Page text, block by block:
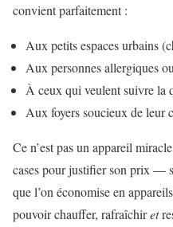
convient parfaitement :
Aux petits espaces urbains
Aux personnes allergiques
À ceux qui veulent suivre la
Aux foyers soucieux de leur
Ce n’est pas un appareil
cases pour justifier son prix —
que l’on économise en
pouvoir chauffer, rafraîchiret